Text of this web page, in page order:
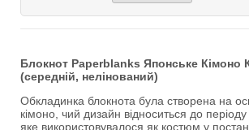
Блокнот Paperblanks Японське Кімоно
(середній, нелінований)
Обкладинка блокнота була створена на
кімоно, чий дизайн відноситься до
яке використовувалося як костюм у